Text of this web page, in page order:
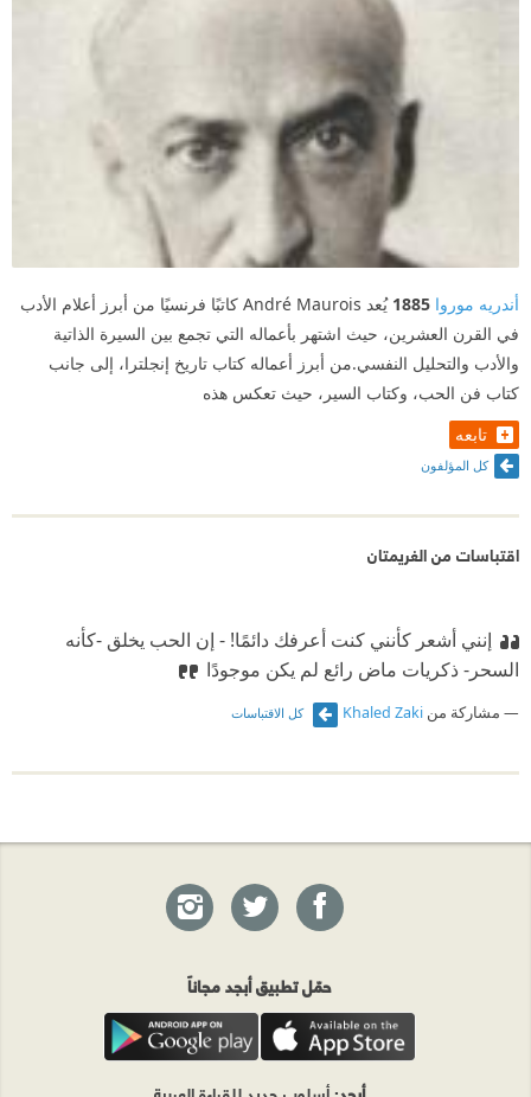
أندريه موروا 1885
يُعد André Maurois كاتبًا فرنسيًا من أبرز أعلام الأدب
في القرن العشرين، حيث اشتهر بأعماله التي تجمع بين السيرة الذاتية
والأدب والتحليل النفسي.من أبرز أعماله كتاب تاريخ إنجلترا، إلى جانب
كتاب فن الحب، وكتاب السير، حيث تعكس هذه
تابعه
كل المؤلفون
اقتباسات من الغريمتان
إنني أشعر كأنني كنت أعرفك دائمًا!‏ ‫ ‏- إن الحب يخلق -كأنه
السحر- ذكريات ماض رائع لم يكن موجودًا
مشاركة من Khaled Zaki كل الاقتباسات
حمّل تطبيق أبجد مجاناً